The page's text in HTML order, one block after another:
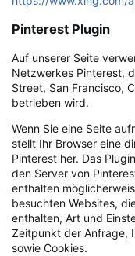
Pinterest Plugin
Auf unserer Seite
Netzwerkes Pinterest,
Street, San Francisco,
betrieben wird.
Wenn Sie eine Seite
stellt Ihr Browser eine
Pinterest her. Das
den Server von
enthalten
besuchten Websites,
enthalten, Art und
Zeitpunkt der Anfrage,
sowie Cookies.